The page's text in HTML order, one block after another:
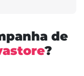
de
?